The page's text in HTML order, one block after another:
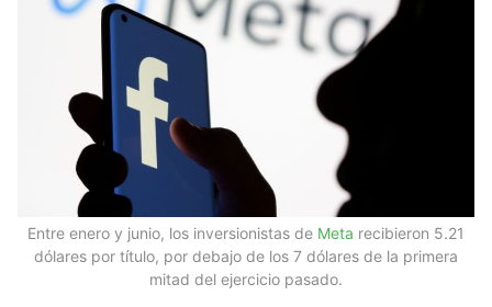
Entre enero y junio, los inversionistas de Meta recibieron 5.21
dólares por título, por debajo de los 7 dólares de la primera
mitad del ejercicio pasado.